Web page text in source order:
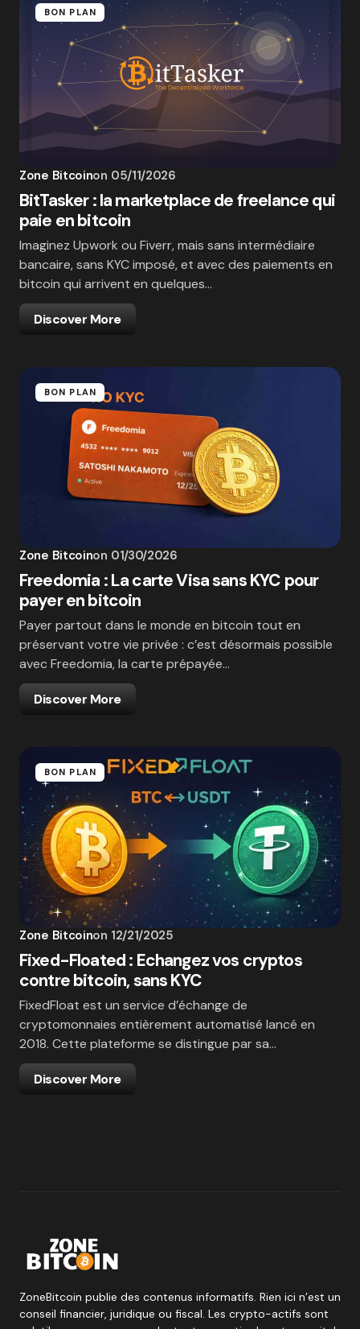
BON PLAN
Zone Bitcoinon 05/11/2026
BitTasker : la marketplace de freelance qui
paie en bitcoin
Imaginez Upwork ou Fiverr, mais sans intermédiaire
bancaire, sans KYC imposé, et avec des paiements en
bitcoin qui arrivent en quelques…
Discover More
BON PLAN
Zone Bitcoinon 01/30/2026
Freedomia : La carte Visa sans KYC pour
payer en bitcoin
Payer partout dans le monde en bitcoin tout en
préservant votre vie privée : c’est désormais possible
avec Freedomia, la carte prépayée…
Discover More
BON PLAN
Zone Bitcoinon 12/21/2025
Fixed-Floated : Echangez vos cryptos
contre bitcoin, sans KYC
FixedFloat est un service d’échange de
cryptomonnaies entièrement automatisé lancé en
2018. Cette plateforme se distingue par sa…
Discover More
ZoneBitcoin publie des contenus informatifs. Rien ici n’est un
conseil financier, juridique ou fiscal. Les crypto-actifs sont